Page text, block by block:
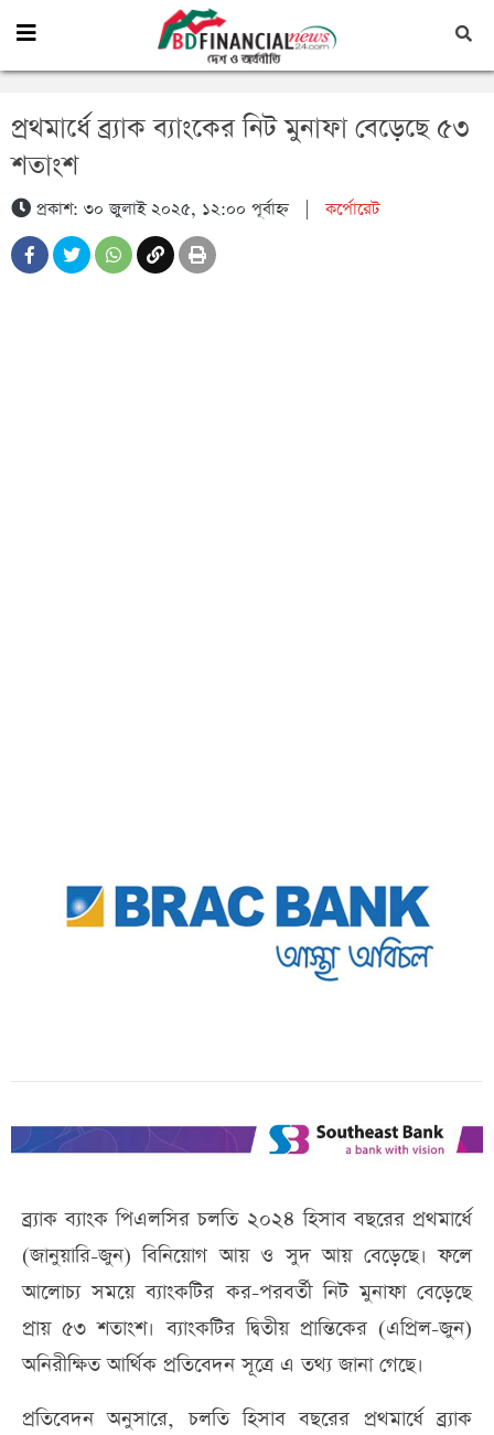
প্রথমার্ধে ব্র্যাক ব্যাংকের নিট মুনাফা বেড়েছে ৫৩
শতাংশ
প্রকাশ: ৩০ জুলাই ২০২৫, ১২:০০ পূর্বাহ্ন|কর্পোরেট
ব্র্যাক ব্যাংক পিএলসির চলতি ২০২৪ হিসাব বছরের প্রথমার্ধে
(জানুয়ারি-জুন) বিনিয়োগ আয় ও সুদ আয় বেড়েছে। ফলে
আলোচ্য সময়ে ব্যাংকটির কর-পরবর্তী নিট মুনাফা বেড়েছে
প্রায় ৫৩ শতাংশ। ব্যাংকটির দ্বিতীয় প্রান্তিকের (এপ্রিল-জুন)
অনিরীক্ষিত আর্থিক প্রতিবেদন সূত্রে এ তথ্য জানা গেছে।
প্রতিবেদন অনুসারে, চলতি হিসাব বছরের প্রথমার্ধে ব্র্যাক